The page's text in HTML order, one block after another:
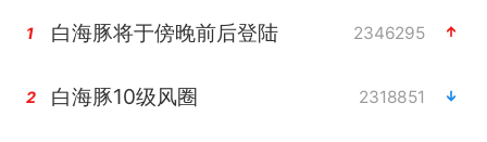
1 白海豚将于傍晚前后登陆 2346295
2 白海豚10级风圈 2318851